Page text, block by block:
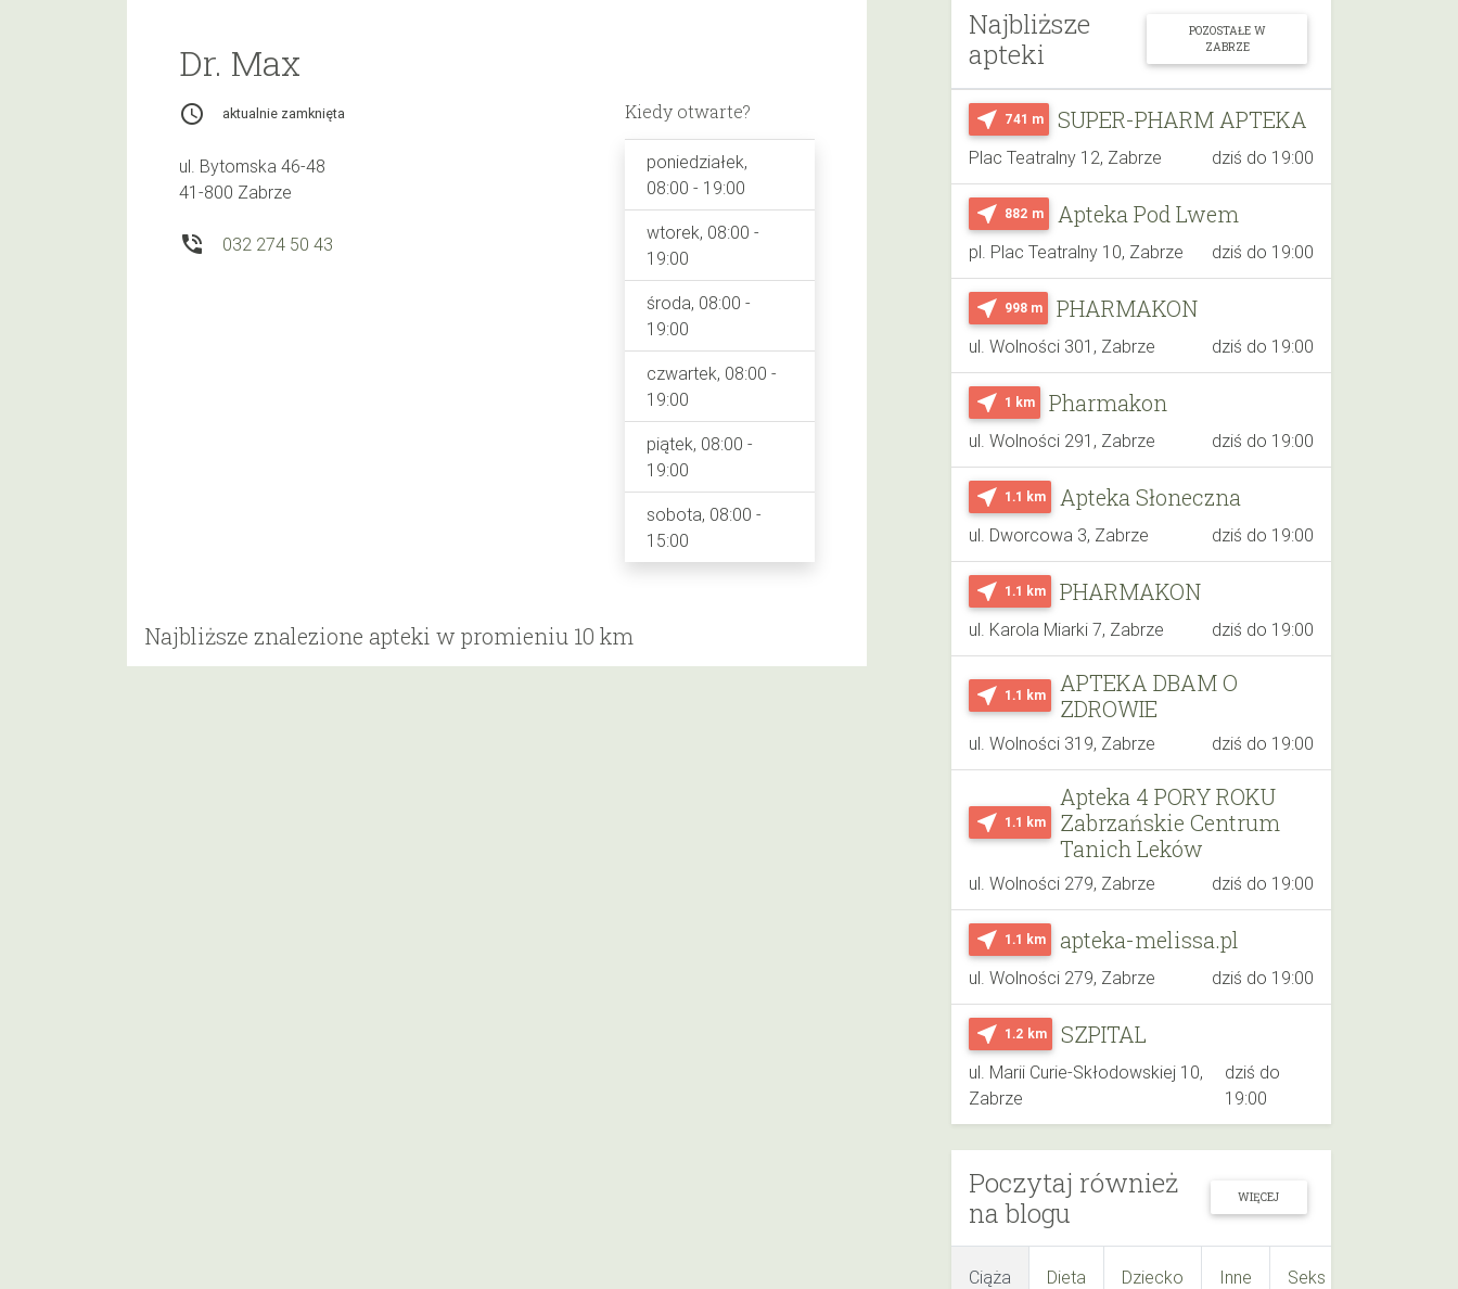
Najbliższe
apteki
POZOSTAŁE W
ZABRZE
near_me 741 m SUPER-PHARM APTEKA
Plac Teatralny 12, Zabrze dziś do 19:00
near_me 882 m Apteka Pod Lwem
pl. Plac Teatralny 10, Zabrze dziś do 19:00
near_me 998 m PHARMAKON
ul. Wolności 301, Zabrze dziś do 19:00
near_me 1 km Pharmakon
ul. Wolności 291, Zabrze dziś do 19:00
near_me 1.1 km Apteka Słoneczna
ul. Dworcowa 3, Zabrze dziś do 19:00
near_me 1.1 km PHARMAKON
ul. Karola Miarki 7, Zabrze dziś do 19:00
near_me 1.1 km
APTEKA DBAM O
ZDROWIE
ul. Wolności 319, Zabrze dziś do 19:00
near_me 1.1 km
Apteka 4 PORY ROKU
Zabrzańskie Centrum
Tanich Leków
ul. Wolności 279, Zabrze dziś do 19:00
near_me 1.1 km apteka-melissa.pl
ul. Wolności 279, Zabrze dziś do 19:00
near_me 1.2 km SZPITAL
ul. Marii Curie-Skłodowskiej 10,
Zabrze
dziś do
19:00
Poczytaj również
na blogu
WIĘCEJ
Ciąża Dieta Dziecko Inne Seks
Dr. Max
access_time aktualnie zamknięta
ul. Bytomska 46-48
41-800 Zabrze
phone_in_talk 032 274 50 43
Kiedy otwarte?
poniedziałek,
08:00 - 19:00
wtorek, 08:00 -
19:00
środa, 08:00 -
19:00
czwartek, 08:00 -
19:00
piątek, 08:00 -
19:00
sobota, 08:00 -
15:00
Najbliższe znalezione apteki w promieniu 10 km